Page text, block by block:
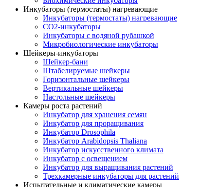
Инкубаторы (термостаты) нагревающие
Инкубаторы (термостаты) нагревающие
CO2-инкубаторы
Инкубаторы с водяной рубашкой
Микробиологические инкубаторы
Шейкеры-инкубаторы
Шейкер-бани
Штабелируемые шейкеры
Горизонтальные шейкеры
Вертикальные шейкеры
Настольные шейкеры
Камеры роста растений
Инкубатор для хранения семян
Инкубатор для проращивания
Инкубатор Drosophila
Инкубатор Arabidopsis Thaliana
Инкубатор искусственного климата
Инкубатор с освещением
Инкубатор для выращивания растений
Трехкамерные инкубаторы для растений
Испытательные и климатические камеры